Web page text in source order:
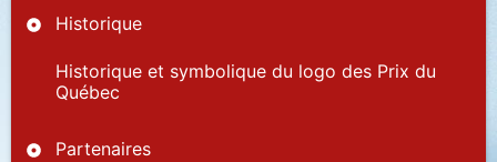
Historique
Historique et symbolique du logo des Prix du
Québec
Partenaires